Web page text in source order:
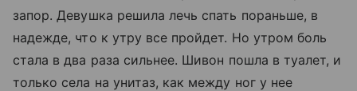
запор. Девушка решила лечь спать пораньше, в
надежде, что к утру все пройдет. Но утром боль
стала в два раза сильнее. Шивон пошла в туалет, и
только села на унитаз, как между ног у нее